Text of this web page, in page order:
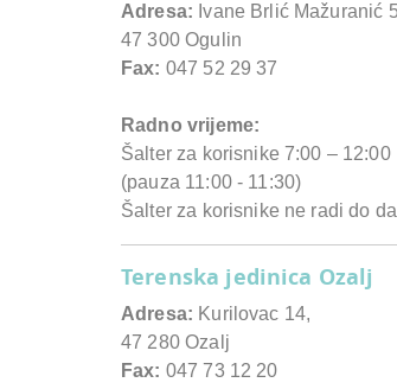
Adresa: Ivane Brlić Mažuranić
47 300 Ogulin
Fax: 047 52 29 37
Radno vrijeme:
Šalter za korisnike 7:00 – 12:00
(pauza 11:00 - 11:30)
Šalter za korisnike ne radi do
Terenska jedinica Ozalj
Adresa: Kurilovac 14,
47 280 Ozalj
Fax: 047 73 12 20